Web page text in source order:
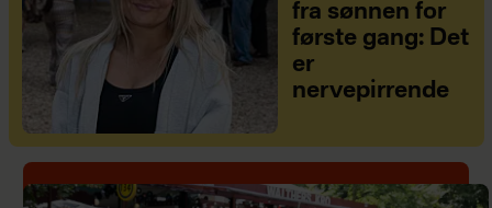
fra sønnen for
første gang: Det
er
nervepirrende